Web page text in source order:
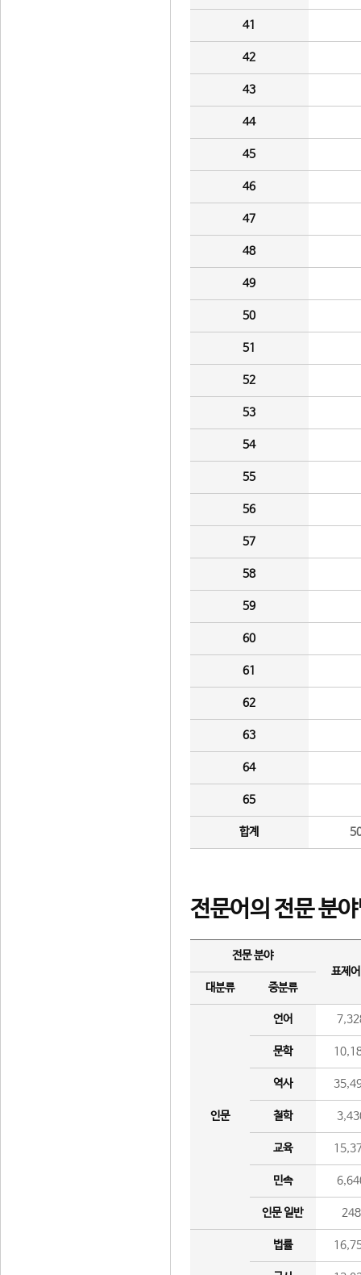
41
42
43
44
45
46
47
48
49
50
51
52
53
54
55
56
57
58
59
60
61
62
63
64
65
합계
전문어의 전문 분
전문 분야
표제
대분류
중분류
인문
언어
문학
역사
철학
교육
민속
인문 일반 248
법률